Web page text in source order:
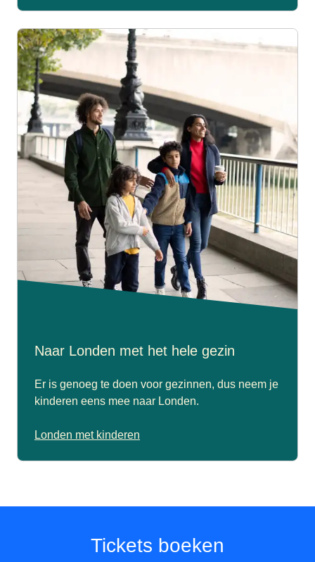
Naar Londen met het hele gezin
Er is genoeg te doen voor gezinnen, dus neem je
kinderen eens mee naar Londen.
Londen met kinderen
Tickets boeken